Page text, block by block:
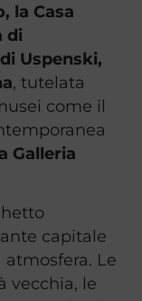
la Casa
di
Uspenski,
, tutelata
come il
Galleria
capitale
Le
vecchia, le